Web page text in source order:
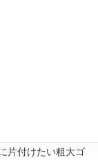
片付けたい粗大ゴ